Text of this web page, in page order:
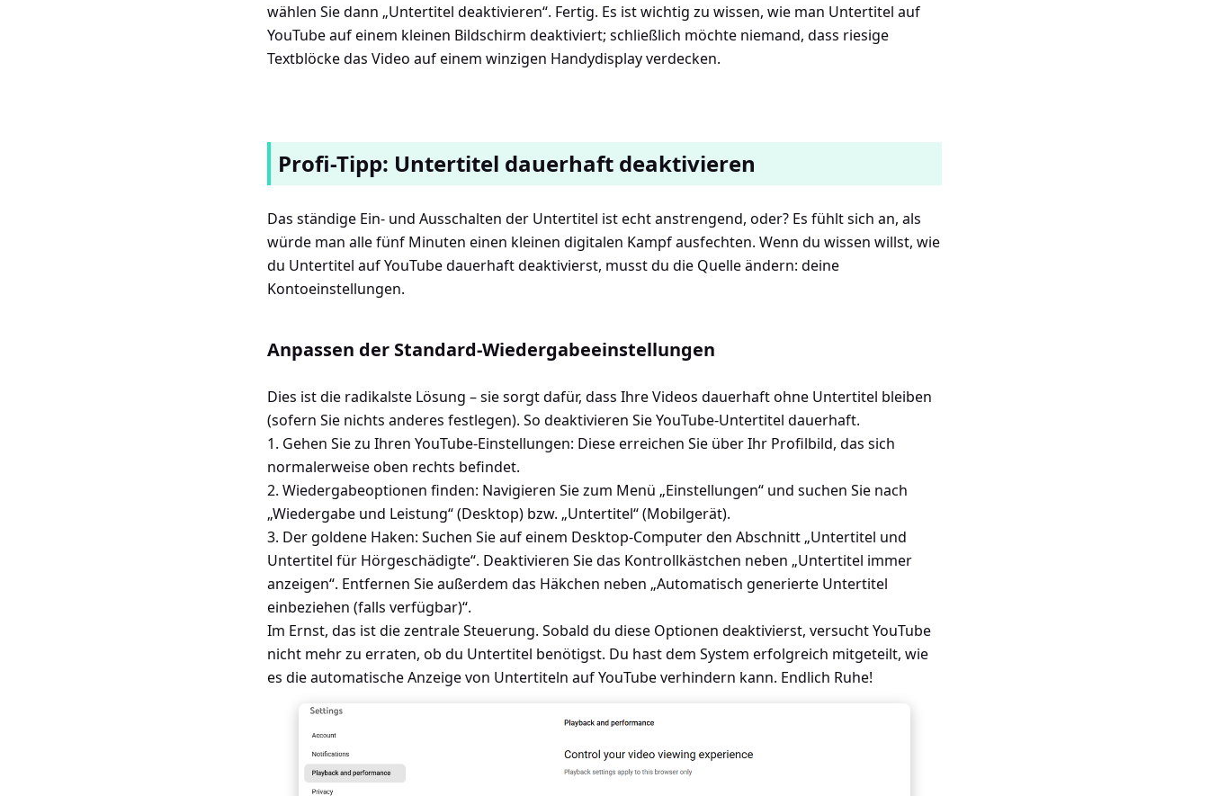
wählen Sie dann „Untertitel deaktivieren“. Fertig. Es ist wichtig zu wissen, wie man Untertitel auf
YouTube auf einem kleinen Bildschirm deaktiviert; schließlich möchte niemand, dass riesige
Textblöcke das Video auf einem winzigen Handydisplay verdecken.
Profi-Tipp: Untertitel dauerhaft deaktivieren
Das ständige Ein- und Ausschalten der Untertitel ist echt anstrengend, oder? Es fühlt sich an, als
würde man alle fünf Minuten einen kleinen digitalen Kampf ausfechten. Wenn du wissen willst, wie
du Untertitel auf YouTube dauerhaft deaktivierst, musst du die Quelle ändern: deine
Kontoeinstellungen.
Anpassen der Standard-Wiedergabeeinstellungen
Dies ist die radikalste Lösung – sie sorgt dafür, dass Ihre Videos dauerhaft ohne Untertitel bleiben
(sofern Sie nichts anderes festlegen). So deaktivieren Sie YouTube-Untertitel dauerhaft.
1. Gehen Sie zu Ihren YouTube-Einstellungen: Diese erreichen Sie über Ihr Profilbild, das sich
normalerweise oben rechts befindet.
2. Wiedergabeoptionen finden: Navigieren Sie zum Menü „Einstellungen“ und suchen Sie nach
„Wiedergabe und Leistung“ (Desktop) bzw. „Untertitel“ (Mobilgerät).
3. Der goldene Haken: Suchen Sie auf einem Desktop-Computer den Abschnitt „Untertitel und
Untertitel für Hörgeschädigte“. Deaktivieren Sie das Kontrollkästchen neben „Untertitel immer
anzeigen“. Entfernen Sie außerdem das Häkchen neben „Automatisch generierte Untertitel
einbeziehen (falls verfügbar)“.
Im Ernst, das ist die zentrale Steuerung. Sobald du diese Optionen deaktivierst, versucht YouTube
nicht mehr zu erraten, ob du Untertitel benötigst. Du hast dem System erfolgreich mitgeteilt, wie
es die automatische Anzeige von Untertiteln auf YouTube verhindern kann. Endlich Ruhe!